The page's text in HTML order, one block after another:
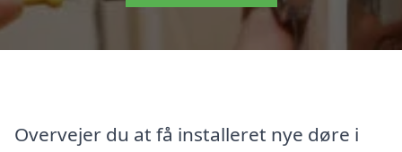
Overvejer du at få installeret nye døre i